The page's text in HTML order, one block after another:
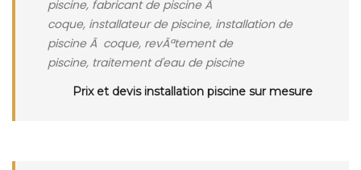
piscine, fabricant de piscine Ã
coque, installateur de piscine, installation de
piscine Ã coque, revÃªtement de
piscine, traitement d'eau de piscine
Prix et devis installation piscine sur mesure